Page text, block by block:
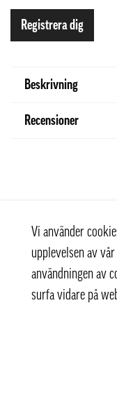
Registrera dig
Beskrivning
Recensioner
Vi använder
upplevelsen av
användningen av
surfa vidare på